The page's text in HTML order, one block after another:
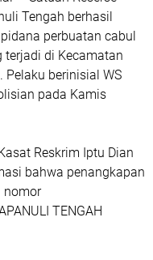
Tengah berhasil
perbuatan cabul
terjadi di Kecamatan
Pelaku berinisial WS
pada Kamis
Reskrim Iptu Dian
bahwa penangkapan
nomor
TENGAH